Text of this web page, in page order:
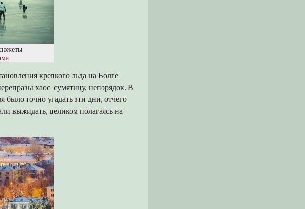
крепкого льда на Волге
хаос, сумятицу, непорядок. В
было точно угадать эти дни, отчего
выжидать, целиком полагаясь на